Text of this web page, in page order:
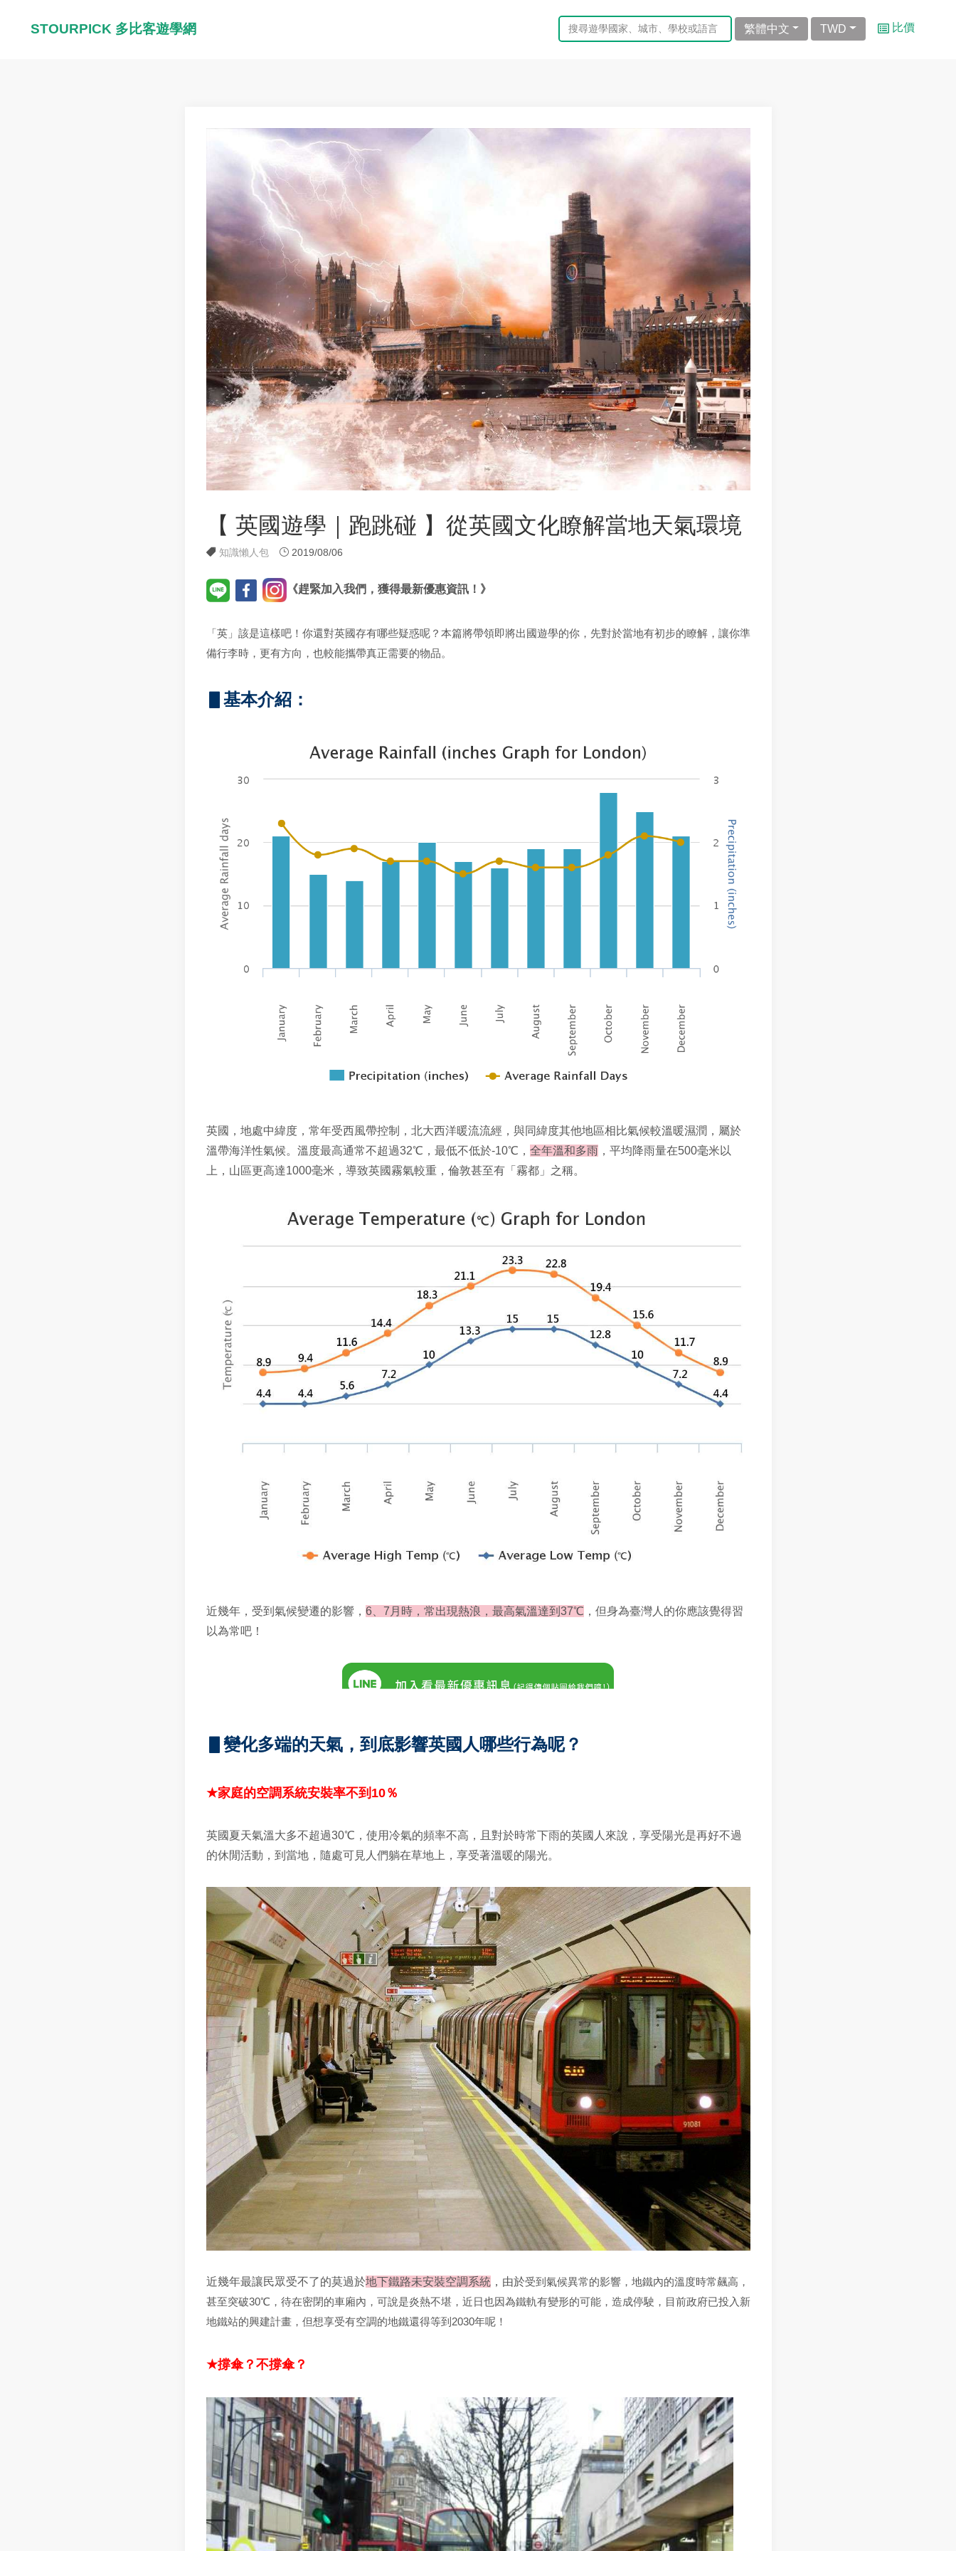
【 英國遊學｜跑跳碰 】從英國文化瞭解當地天氣環境
知識懶人包 2019/08/06
《趕緊加入我們，獲得最新優惠資訊！》
「英」該是這樣吧！你還對英國存有哪些疑惑呢？本篇將帶領即將出國遊學的你，先對於當地有初步的瞭解，讓你準
備行李時，更有方向，也較能攜帶真正需要的物品。
▋基本介紹：
英國，地處中緯度，常年受西風帶控制，北大西洋暖流流經，與同緯度其他地區相比氣候較溫暖濕潤，屬於
溫帶海洋性氣候。溫度最高通常不超過32℃，最低不低於-10℃， 全年溫和多雨，平均降雨量在500毫米以
上，山區更高達1000毫米，導致英國霧氣較重，倫敦甚至有「霧都」之稱。
近幾年，受到氣候變遷的影響， 6、 7 月時，常出現熱浪，最高氣溫達到 37℃ ，但身為臺灣人的你應該覺得習
以為常吧！
▋變化多端的天氣，到底影響英國人哪些行為呢？
★家庭的空調系統安裝率不到 10％
英國夏天氣溫大多不超過30℃，使用冷氣的頻率不高，且對於時常下雨的英國人來說，享受陽光是再好不過
的休閒活動，到當地，隨處可見人們躺在草地上，享受著溫暖的陽光。
近幾年最讓民眾受不了的莫過於地下鐵路未安裝空調系統，由於受到氣候異常的影響，地鐵內的溫度時常飆高，
甚至突破30℃，待在密閉的車廂內，可說是炎熱不堪，近日也因為鐵軌有變形的可能，造成停駛，目前政府已投入新
地鐵站的興建計畫，但想享受有空調的地鐵還得等到 2030年呢！
★撐傘？不撐傘？
STOURPICK 多比客遊學網 繁體中文 TWD 比價